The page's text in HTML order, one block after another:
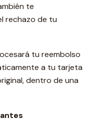
te
rechazo de tu
tu reembolso
a tu tarjeta
dentro de una